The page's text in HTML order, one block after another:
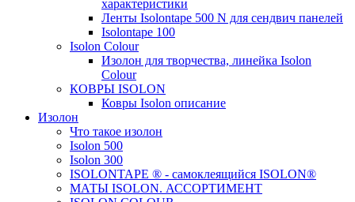
характеристики
Ленты Isolontape 500 N для сендвич панелей
Isolontape 100
Isolon Colour
Изолон для творчества, линейка Isolon
Colour
КОВРЫ ISOLON
Ковры Isolon описание
Изолон
Что такое изолон
Isolon 500
Isolon 300
ISOLONTAPE ® - самоклеящийся ISOLON®
МАТЫ ISOLON. АССОРТИМЕНТ